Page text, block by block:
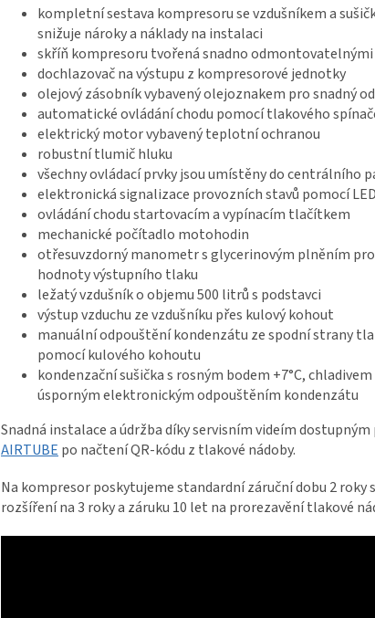
kompletní sestava kompresoru se vzdušníkem a
snižuje nároky a náklady na instalaci
skříň kompresoru tvořená snadno
dochlazovač na výstupu z kompresorové jednotky
olejový zásobník vybavený olejoznakem pro snadný
automatické ovládání chodu pomocí tlakového
elektrický motor vybavený teplotní ochranou
robustní tlumič hluku
všechny ovládací prvky jsou umístěny do centrálního
elektronická signalizace provozních stavů pomocí
ovládání chodu startovacím a vypínacím tlačítkem
mechanické počítadlo motohodin
otřesuvzdorný manometr s glycerinovým plněním
hodnoty výstupního tlaku
ležatý vzdušník o objemu 500 litrů s podstavci
výstup vzduchu ze vzdušníku přes kulový kohout
manuální odpouštění kondenzátu ze spodní strany
pomocí kulového kohoutu
kondenzační sušička s rosným bodem +7°C, chladivem
úsporným elektronickým odpouštěním kondenzátu
Snadná instalace a údržba díky servisním videím
AIRTUBE po načtení QR-kódu z tlakové nádoby.
Na kompresor poskytujeme standardní záruční dobu 2 roky
rozšíření na 3 roky a záruku 10 let na prorezavění tlakové